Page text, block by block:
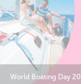
World Boating Day